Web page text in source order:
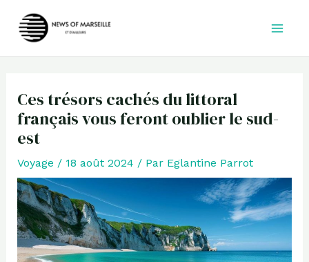
Ces trésors cachés du littoral
français vous feront oublier le sud-
est
Voyage / 18 août 2024 / Par Eglantine Parrot